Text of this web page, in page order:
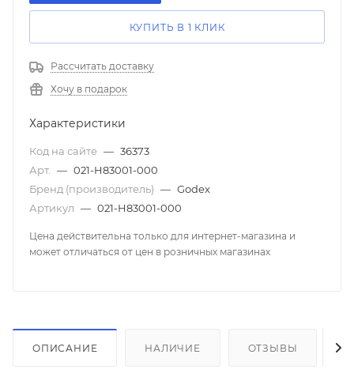
КУПИТЬ В 1 КЛИК
Рассчитать доставку
Хочу в подарок
Характеристики
Код на сайте — 36373
Арт. — 021-H83001-000
Бренд (производитель) — Godex
Артикул — 021-H83001-000
Цена действительна только для интернет-магазина и
может отличаться от цен в розничных магазинах
ОПИСАНИЕ НАЛИЧИЕ ОТЗЫВЫ